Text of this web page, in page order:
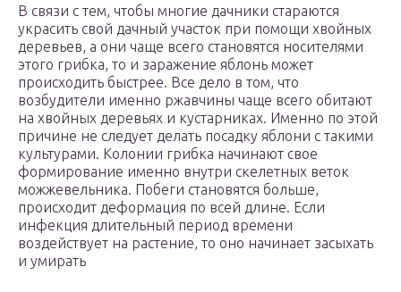
В связи с тем, чтобы многие дачники стараются
украсить свой дачный участок при помощи хвойных
деревьев, а они чаще всего становятся носителями
этого грибка, то и заражение яблонь может
происходить быстрее. Все дело в том, что
возбудители именно ржавчины чаще всего обитают
на хвойных деревьях и кустарниках. Именно по этой
причине не следует делать посадку яблони с такими
культурами. Колонии грибка начинают свое
формирование именно внутри скелетных веток
можжевельника. Побеги становятся больше,
происходит деформация по всей длине. Если
инфекция длительный период времени
воздействует на растение, то оно начинает засыхать
и умирать